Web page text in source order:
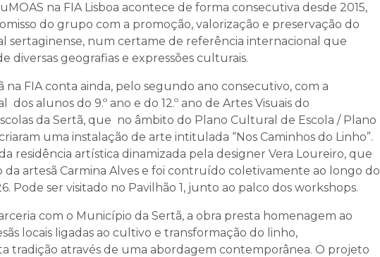
na FIA Lisboa acontece de forma consecutiva desde 2015,
do grupo com a promoção, valorização e preservação do
sertaginense, num certame de referência internacional que
diversas geografias e expressões culturais.
na FIA conta ainda, pelo segundo ano consecutivo, com a
dos alunos do 9.º ano e do 12.º ano de Artes Visuais do
da Sertã, que no âmbito do Plano Cultural de Escola / Plano
uma instalação de arte intitulada “Nos Caminhos do Linho”.
residência artística dinamizada pela designer Vera Loureiro, que
da artesã Carmina Alves e foi contruído coletivamente ao longo do
Pode ser visitado no Pavilhão 1, junto ao palco dos workshops.
com o Município da Sertã, a obra presta homenagem ao
locais ligadas ao cultivo e transformação do linho,
tradição através de uma abordagem contemporânea. O projeto